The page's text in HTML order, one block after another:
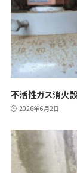
不活性ガス消火
2026年6月2日